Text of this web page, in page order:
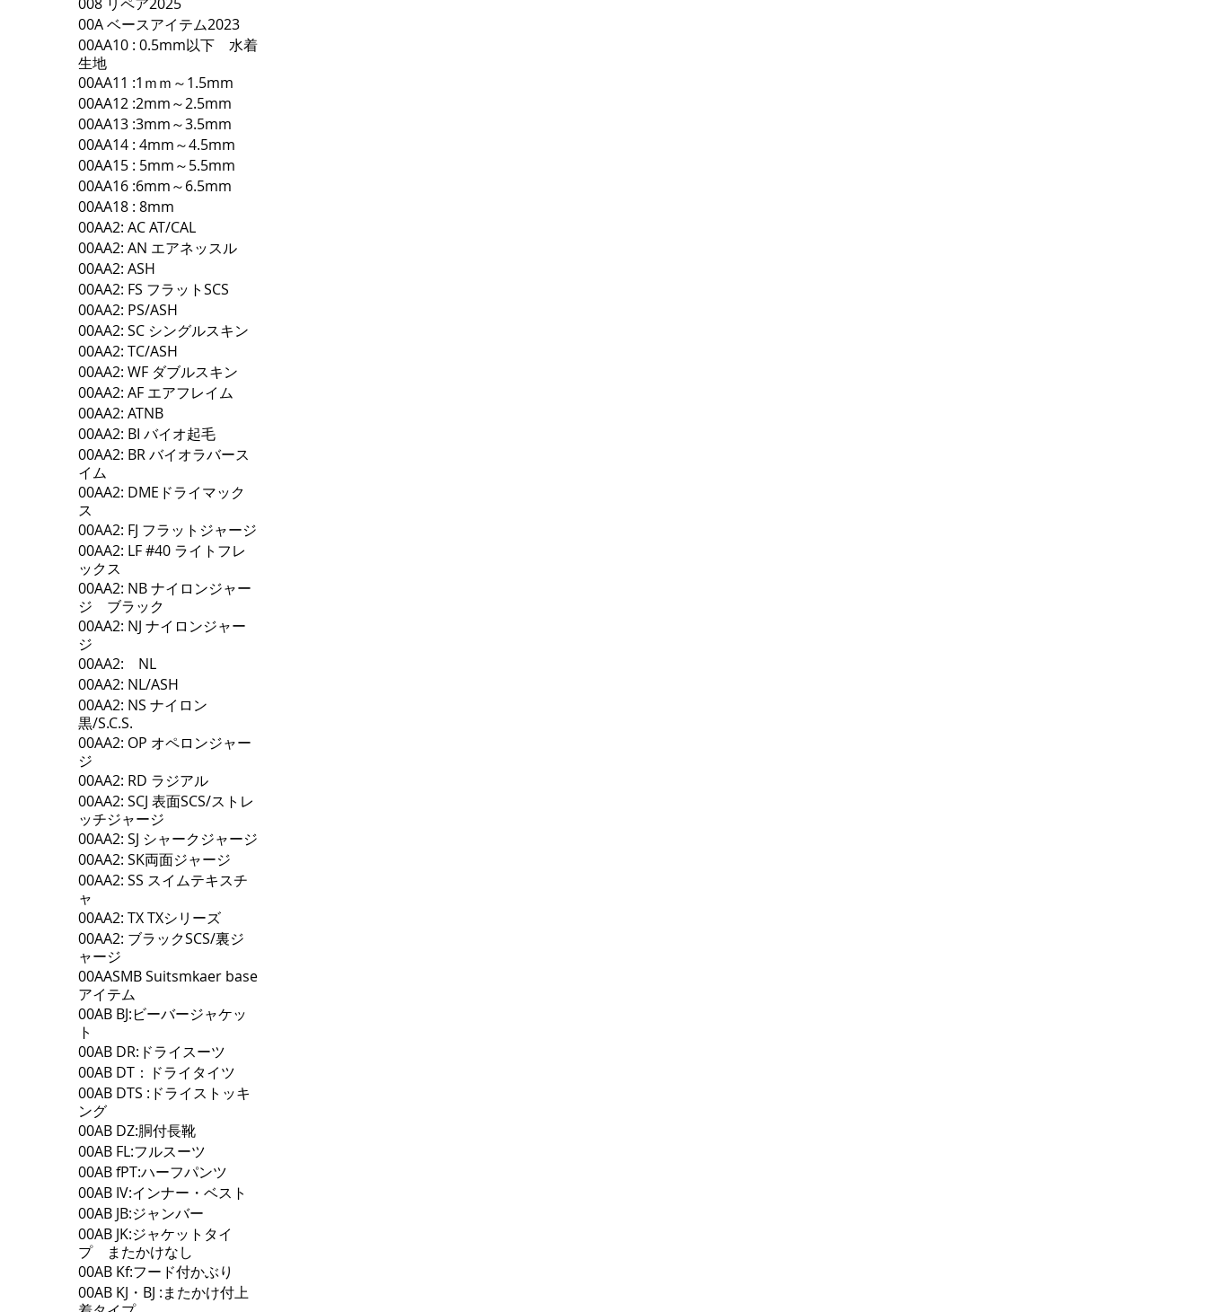
00A ベースアイテム2023
00AA10 : 0.5mm以下 水着
生地
00AA11 :1ｍｍ～1.5mm
00AA12 :2mm～2.5mm
00AA13 :3mm～3.5mm
00AA14 : 4mm～4.5mm
00AA15 : 5mm～5.5mm
00AA16 :6mm～6.5mm
00AA18 : 8mm
00AA2: AC AT/CAL
00AA2: AN エアネッスル
00AA2: ASH
00AA2: FS フラットSCS
00AA2: PS/ASH
00AA2: SC シングルスキン
00AA2: TC/ASH
00AA2: WF ダブルスキン
00AA2: AF エアフレイム
00AA2: ATNB
00AA2: BI バイオ起毛
00AA2: BR バイオラバース
イム
00AA2: DMEドライマック
ス
00AA2: FJ フラットジャージ
00AA2: LF #40 ライトフレ
ックス
00AA2: NB ナイロンジャー
ジ ブラック
00AA2: NJ ナイロンジャー
ジ
00AA2: NL
00AA2: NL/ASH
00AA2: NS ナイロン
黒/S.C.S.
00AA2: OP オペロンジャー
ジ
00AA2: RD ラジアル
00AA2: SCJ 表面SCS/ストレ
ッチジャージ
00AA2: SJ シャークジャージ
00AA2: SK両面ジャージ
00AA2: SS スイムテキスチ
ャ
00AA2: TX TXシリーズ
00AA2: ブラックSCS/裏ジ
ャージ
00AASMB Suitsmkaer base
アイテム
00AB BJ:ビーバージャケッ
ト
00AB DR:ドライスーツ
00AB DT：ドライタイツ
00AB DTS :ドライストッキ
ング
00AB DZ:胴付長靴
00AB FL:フルスーツ
00AB fPT:ハーフパンツ
00AB IV:インナー・ベスト
00AB JB:ジャンバー
00AB JK:ジャケットタイ
プ またかけなし
00AB Kf:フード付かぶり
00AB KJ・BJ :またかけ付上